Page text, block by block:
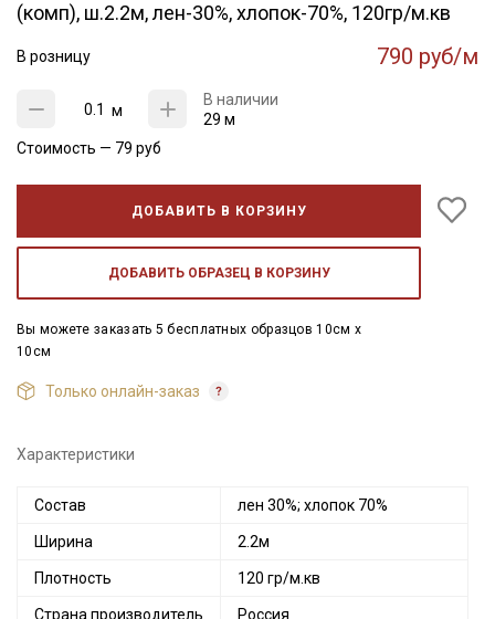
(комп), ш.2.2м, лен-30%, хлопок-70%, 120гр/м.кв
В розницу 790 руб/м
м
В наличии
29 м
Стоимость — 79 руб
ДОБАВИТЬ В КОРЗИНУ
ДОБАВИТЬ ОБРАЗЕЦ В КОРЗИНУ
Вы можете заказать 5 бесплатных образцов 10см x
10см
Только онлайн-заказ
Характеристики
Состав лен 30%; хлопок 70%
Ширина 2.2м
Плотность 120 гр/м.кв
Страна производитель Россия